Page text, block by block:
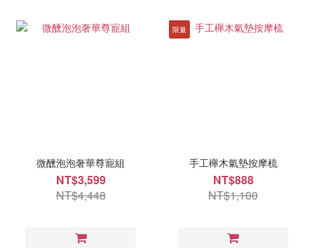
微醺泡泡奢華尊寵組
NT$3,599
NT$4,448
限量
手工櫸木氣墊按摩梳
NT$888
NT$1,100